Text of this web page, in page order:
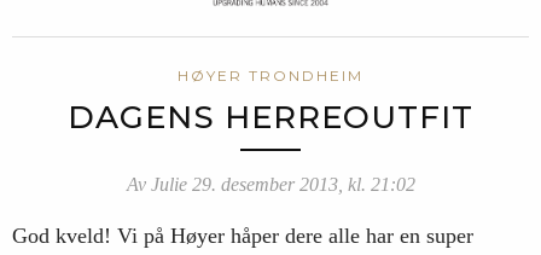
HØYER TRONDHEIM
DAGENS HERREOUTFIT
Av Julie 29. desember 2013, kl. 21:02
God kveld! Vi på Høyer håper dere alle har en super